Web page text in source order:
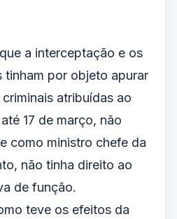
a interceptação e os
tinham por objeto apurar
atribuídas ao
17 de março, não
como ministro chefe da
não tinha direito ao
de função.
teve os efeitos da